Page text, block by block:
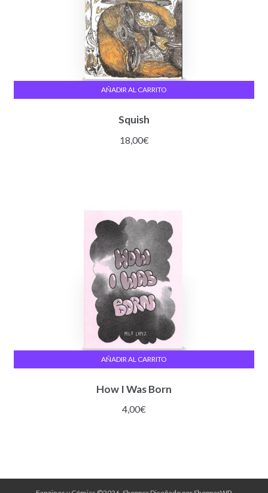
Squish
18,00€
AÑADIR AL CARRITO
How I Was Born
4,00€
AÑADIR AL CARRITO